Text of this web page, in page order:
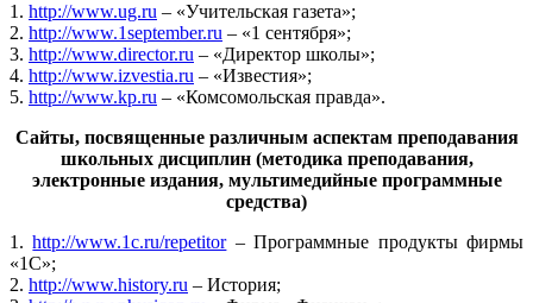
1. http://www.ug.ru – «Учительская газета»;
2. http://www.1september.ru – «1 сентября»;
3. http://www.director.ru – «Директор школы»;
4. http://www.izvestia.ru – «Известия»;
5. http://www.kp.ru – «Комсомольская правда».
Сайты, посвященные различным аспектам преподавания
школьных дисциплин (методика преподавания,
электронные издания, мультимедийные программные
средства)
1.http://www.1c.ru/repetitor– Программные продукты фирмы
«1С»;
2. http://www.history.ru – История;